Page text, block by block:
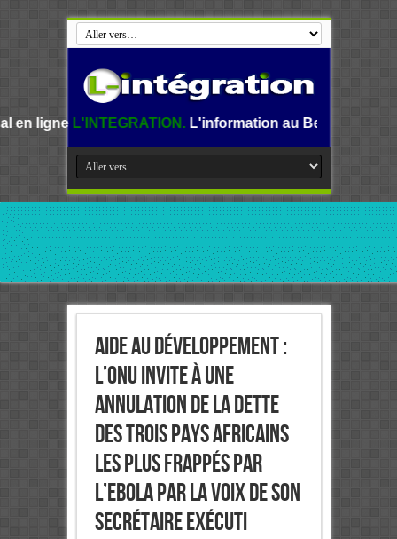
L'information au Benin, en Afrique et dans le
Aide au développement :
L’ONU invite à une
annulation de la dette
des trois pays africains
les plus frappés par
l’Ebola Par la voix de son
secrétaire exécuti